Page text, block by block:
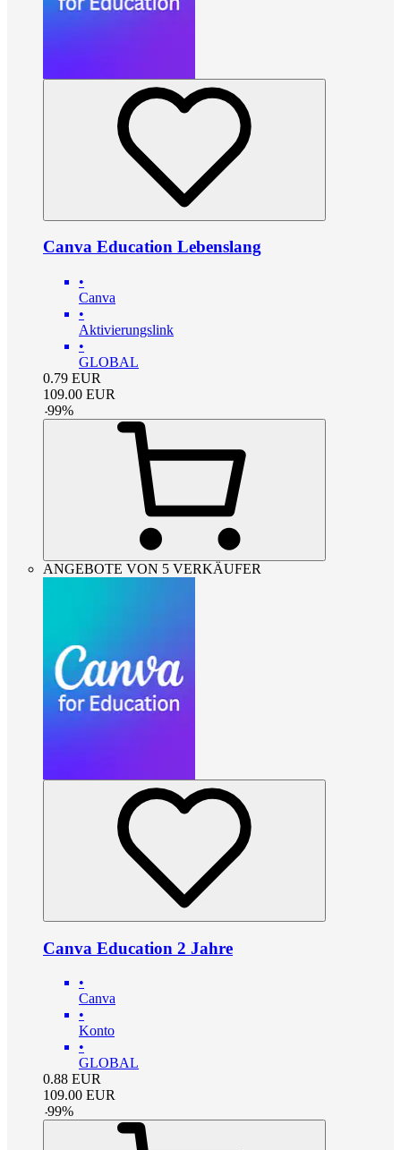
Canva Education Lebenslang
•
Canva
•
Aktivierungslink
•
GLOBAL
0.79 EUR
109.00 EUR
-99%
ANGEBOTE VON 5 VERKÄUFER
Canva Education 2 Jahre
•
Canva
•
Konto
•
GLOBAL
0.88 EUR
109.00 EUR
-99%